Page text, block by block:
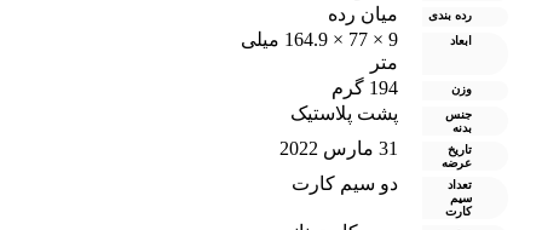
رده بندی میان رده
ابعاد
9 × 77 × 164.9 میلی
متر
وزن 194 گرم
جنس
بدنه
پشت پلاستیک
تاریخ
عرضه
31 مارس 2022
تعداد
سیم
کارت
دو سيم کارت